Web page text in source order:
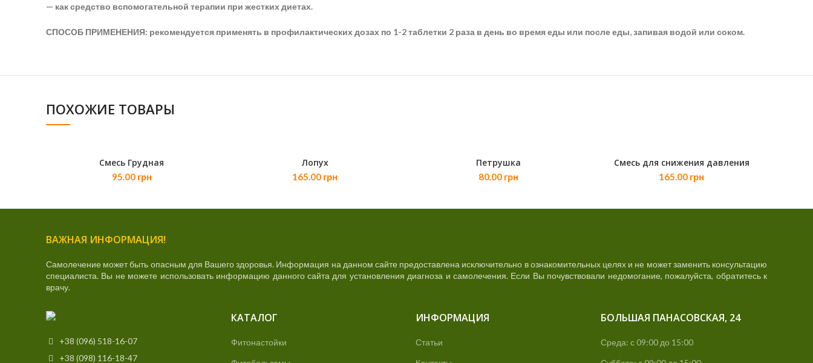
— как средство вспомогательной терапии при жестких диетах.
СПОСОБ ПРИМЕНЕНИЯ: рекомендуется применять в профилактических дозах по 1-2 таблетки 2 раза в день во время еды или после еды, запивая водой или соком.
ПОХОЖИЕ ТОВАРЫ
В КОРЗИНУ
Смесь Грудная
95.00 грн
В КОРЗИНУ
Лопух
165.00 грн
В КОРЗИНУ
Петрушка
80.00 грн
В КОРЗИНУ
Смесь для снижения давления
165.00 грн
ВАЖНАЯ ИНФОРМАЦИЯ!
Самолечение может быть опасным для Вашего здоровья. Информация на данном сайте предоставлена исключительно в ознакомительных целях и не может заменить консультацию
специалиста. Вы не можете использовать информацию данного сайта для установления диагноза и самолечения. Если Вы почувствовали недомогание, пожалуйста, обратитесь к
врачу.
+38 (096) 518-16-07
+38 (098) 116-18-47
КАТАЛОГ
Фитонастойки
ИНФОРМАЦИЯ
Статьи
БОЛЬШАЯ ПАНАСОВСКАЯ, 24
Среда: с 09:00 до 15:00